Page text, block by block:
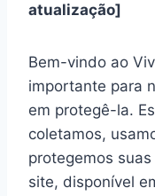
atualização]
Bem-vindo ao
importante para
em protegê-la.
coletamos,
protegemos
site, disponível